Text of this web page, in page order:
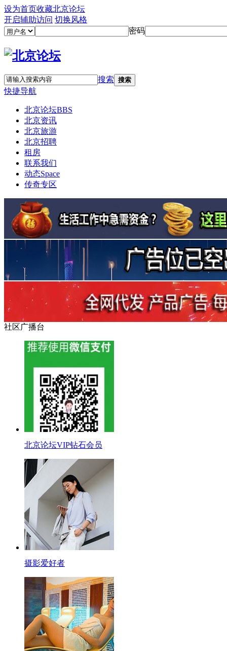
设为首页收藏北京论坛
开启辅助访问 切换风格
密码
搜索 搜索
快捷导航
北京论坛BBS
北京资讯
北京旅游
北京招聘
租房
联系我们
动态Space
传奇专区
社区广播台
北京论坛VIP钻石会员
摄影爱好者